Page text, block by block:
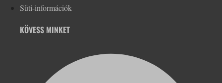
Süti-információk
KÖVESS MINKET